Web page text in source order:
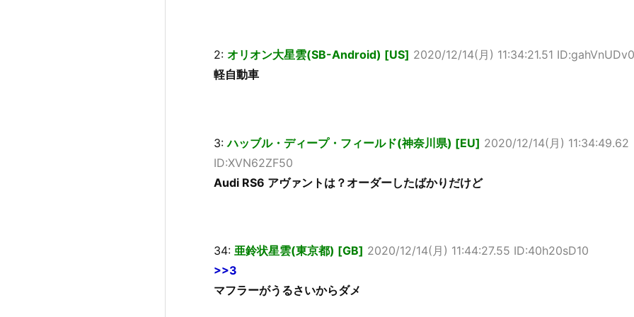
2: オリオン大星雲(SB-Android) [US] 2020/12/14(月) 11:34:21.51 ID:gahVnUDv0
軽自動車
3:ハッブル・ディープ・フィールド(神奈川県) [EU] 2020/12/14(月) 11:34:49.62
ID:XVN62ZF50
Audi RS6 アヴァントは？オーダーしたばかりだけど
34: 亜鈴状星雲(東京都) [GB] 2020/12/14(月) 11:44:27.55 ID:40h20sD10
>>3
マフラーがうるさいからダメ